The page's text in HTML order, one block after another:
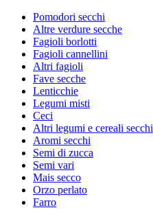
Pomodori secchi
Altre verdure secche
Fagioli borlotti
Fagioli cannellini
Altri fagioli
Fave secche
Lenticchie
Legumi misti
Ceci
Altri legumi e cereali secchi
Aromi secchi
Semi di zucca
Semi vari
Mais secco
Orzo perlato
Farro